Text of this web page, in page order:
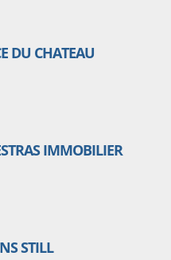
DU CHATEAU
IMMOBILIER
STILL